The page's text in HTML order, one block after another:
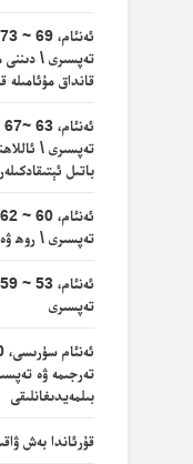
تەپسىرى \ دىننى
قانداق مۇئامىلە
تەپسىرى \
باتىل
تەپسىرى \ روھ
تەپسىرى
تەرجىمە ۋە
بىلمەيدىغانلىقى
قۇرئاندا بەش